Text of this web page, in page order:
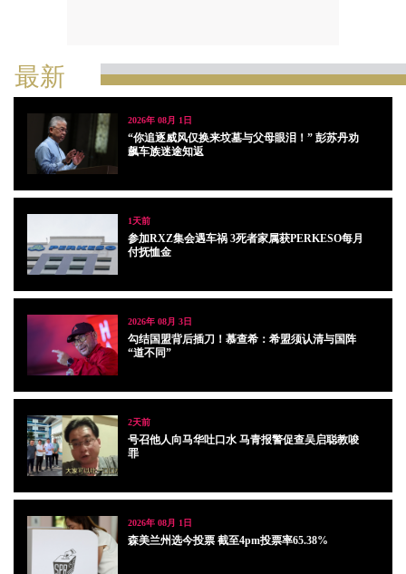
最新
2026年 08月 1日
“你追逐威风仅换来坟墓与父母眼泪！” 彭苏丹劝
飙车族迷途知返
1天前
参加RXZ集会遇车祸 3死者家属获PERKESO每月
付抚恤金
2026年 08月 3日
勾结国盟背后插刀！慕查希：希盟须认清与国阵
“道不同”
2天前
号召他人向马华吐口水 马青报警促查吴启聪教唆
罪
2026年 08月 1日
森美兰州选今投票 截至4pm投票率65.38%